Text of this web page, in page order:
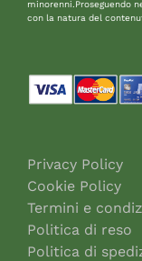
minorenni.Proseguendo
con la natura del
Privacy Policy
Cookie Policy
Termini e
Politica di reso
Politica di